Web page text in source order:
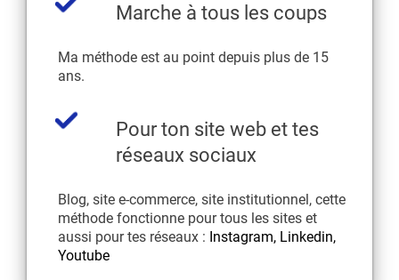
Marche à tous les coups
Ma méthode est au point depuis plus de 15
ans.
Pour ton site web et tes
réseaux sociaux
Blog, site e-commerce, site institutionnel, cette
méthode fonctionne pour tous les sites et
aussi pour tes réseaux : Instagram, Linkedin,
Youtube